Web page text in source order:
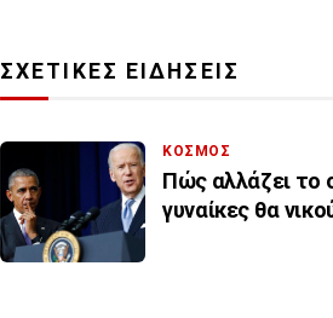
ΣΧΕΤΙΚΕΣ ΕΙΔΗΣΕΙΣ
ΚΟΣΜΟΣ
Πώς αλλάζει το
γυναίκες θα